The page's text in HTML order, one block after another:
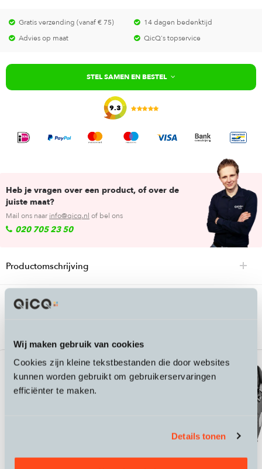
Wij maken gebruik van cookies
Cookies zijn kleine tekstbestanden die door websites
kunnen worden gebruikt om gebruikerservaringen
efficiënter te maken.
Details tonen
Gratis verzending (vanaf € 75)
14 dagen bedenktijd
Advies op maat
QicQ's topservice
STEL SAMEN EN BESTEL
9.3
Heb je vragen over een product, of over de
juiste maat?
Mail ons naar info@qicq.nl of bel ons
020 705 23 50
Productomschrijving
Passende accessoires bij de Stromer